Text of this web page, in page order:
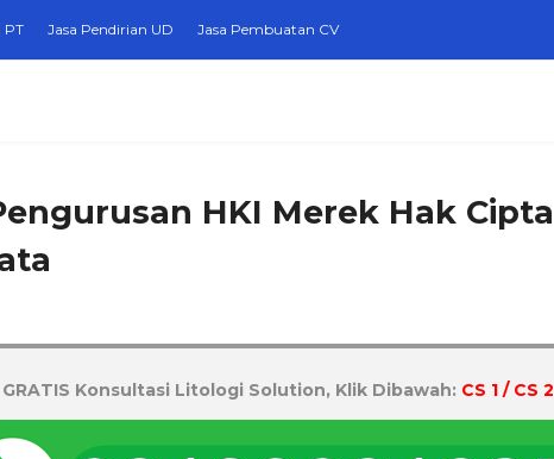
PT Jasa Pendirian UD Jasa Pembuatan CV
HKI Merek Hak Cipta
GRATIS Konsultasi Litologi Solution, Klik Dibawah: CS 1 / CS 2